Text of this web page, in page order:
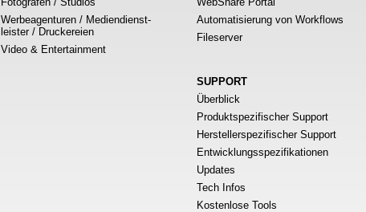
Werbeagenturen / Mediendienst-
leister / Druckereien
Video & Entertainment
Automatisierung von Workflows
Fileserver
SUPPORT
Überblick
Produktspezifischer Support
Herstellerspezifischer Support
Entwicklungsspezifikationen
Updates
Tech Infos
Kostenlose Tools